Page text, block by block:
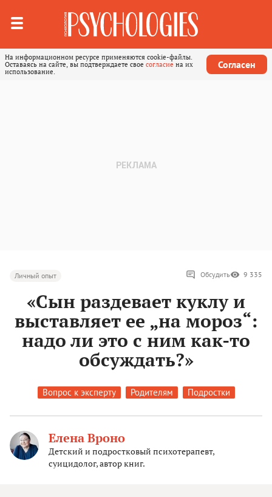
На информационном ресурсе применяются cookie-файлы.
Оставаясь на сайте, вы подтверждаете свое согласие на их
использование.
Согласен
Личный опыт Обсудить 9 335
«Сын раздевает куклу и
выставляет ее „на мороз“:
надо ли это с ним как-то
обсуждать?»
Вопрос к эксперту Родителям Подростки
Елена Вроно
Детский и подростковый психотерапевт,
суицидолог, автор книг.